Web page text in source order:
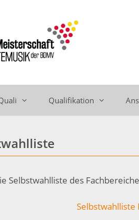
Qualifikation
Selbstwahlliste des
Selbstwahlliste